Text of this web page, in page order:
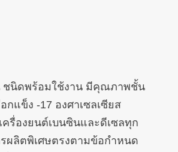
ชนิดพร้อมใช้งาน มีคุณภาพชั้น
กแข็ง -17 องศาเซลเซียส
ครื่องยนต์เบนซินและดีเซลทุก
ผลิตพิเศษตรงตามข้อกำหนด